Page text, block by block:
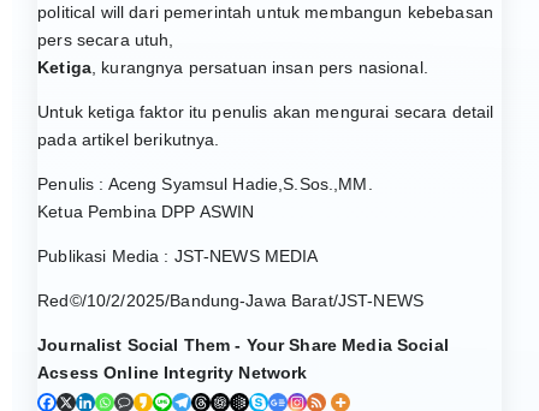
political will dari pemerintah untuk membangun kebebasan
pers secara utuh,
Ketiga, kurangnya persatuan insan pers nasional.
Untuk ketiga faktor itu penulis akan mengurai secara detail
pada artikel berikutnya.
Penulis : Aceng Syamsul Hadie,S.Sos.,MM.
Ketua Pembina DPP ASWIN
Publikasi Media : JST-NEWS MEDIA
Red©/10/2/2025/Bandung-Jawa Barat/JST-NEWS
Journalist Social Them - Your Share Media Social
Acsess Online Integrity Network